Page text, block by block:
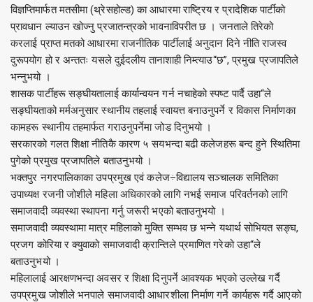
विज्ञप्तिमार्फत मतसीमा (थ्रेसहोल्ड) का आधारमा राष्ट्रिय र प्रादेशिक पार्टीको
प्रावधान ल्याउन खोज्नु प्रजातन्त्रको भावनाविपरीत छ । जनताले तिरेको
करलाई प्राप्त मतको आधारमा राजनीतिक पार्टीलाई अनुदान दिने नीति राजस्व
दुरूपयोग हो र अन्ततः यसले दुईदलीय तानाशाही निम्त्याउ“छ”, प्रमुख प्रजापतिले
भन्नुभयो ।
शासक पार्टीहरू सङ्घीयतालाई कार्यान्वयन गर्न नचाहेको स्पष्ट पार्दै उहा“ले
सङ्घीयताको मर्मअनुसार स्थानीय तहलाई स्वायत्त बनाउनुपर्ने र विकास निर्माणका
कामहरू स्थानीय तहमार्फत गराउनुपर्नेमा जोड दिनुभयो ।
सरकारको गलत शिक्षा नीतिकै कारण ५ सयभन्दा बढी कलेजहरू बन्द हुने स्थितिमा
पुगेको प्रमुख प्रजापतिले बताउनुभयो ।
भक्तपुर नगरपालिकाका उपप्रमुख एवं कलेज÷विद्यालय सञ्चालक समितिका
उपाध्यक्ष रजनी जोशीले महिला अधिकारको लागि नभई समाज परिवर्तनको लागि
समाजवादी व्यवस्था स्थापना गर्नु जरूरी भएको बताउनुभयो ।
समाजवादी व्यवस्थामा मात्र महिलाको मुक्ति सम्भव छ भन्ने यथार्थ सोभियत सङ्घ,
प्रजग कोरिया र क्युवाको समाजवादी क्रान्तिले प्रमाणित गरेको उहा“ले
बताउनुभयो ।
महिलालाई आरक्षणभन्दा अवसर र शिक्षा दिनुपर्ने आवश्यक भएको उल्लेख गर्दै
उपप्रमुख जोशीले भनपाले समाजवादी आधारशीला निर्माण गर्ने कार्यहरू गर्दै आएको